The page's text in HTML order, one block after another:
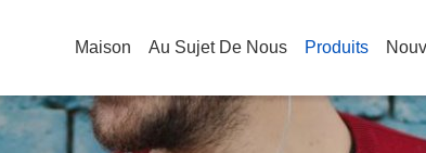
Maison Au Sujet De Nous Produits